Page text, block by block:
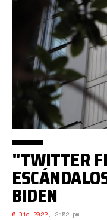
"TWITTER
BIDEN
6 Dic 2022, 2:52 pm.